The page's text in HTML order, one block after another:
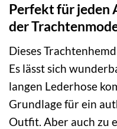
Perfekt für jeden
der
Dieses
Es lässt sich
langen Lederhose
Grundlage für ein
Outfit. Aber auch zu